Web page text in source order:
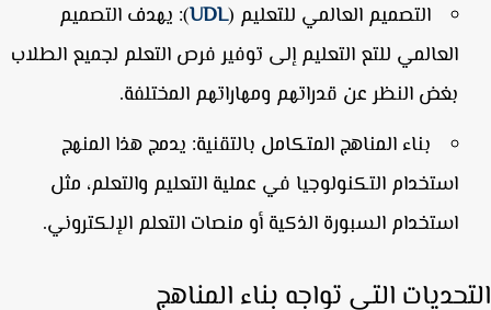
التصميم العالمي للتعليم (UDL
):يهدف التصميم
العالمي للتع التعليم إلى توفير فرص التعلم لجميع الطلاب
بغض النظر عن قدراتهم ومهاراتهم المختلفة.
بناء المناهج المتكامل بالتقنية:يدمج هذا المنهج
استخدام التكنولوجيا في عملية التعليم والتعلم، مثل
استخدام السبورة الذكية أو منصات التعلم الإلكتروني.
التي تواجه بناء المناهج